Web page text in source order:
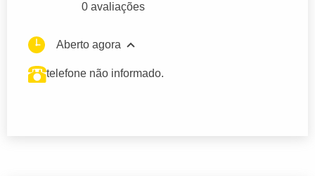
0 avaliações
Aberto agora
telefone não informado.